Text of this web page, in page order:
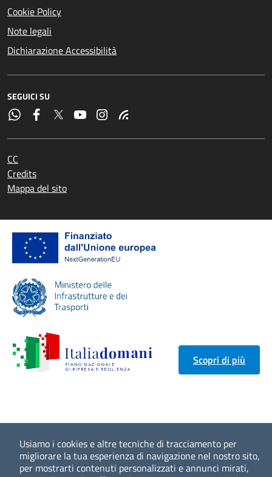
Usiamo i cookies e altre tecniche di tracciamento per
migliorare la tua esperienza di navigazione nel nostro sito,
per mostrarti contenuti personalizzati e annunci mirati,
Cookie Policy
Note legali
Dichiarazione Accessibilità
SEGUICI SU
CC
Credits
Mappa del sito
Scopri di più